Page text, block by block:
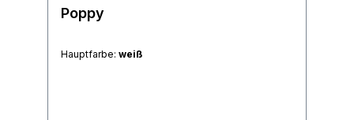
Poppy
Hauptfarbe: weiß